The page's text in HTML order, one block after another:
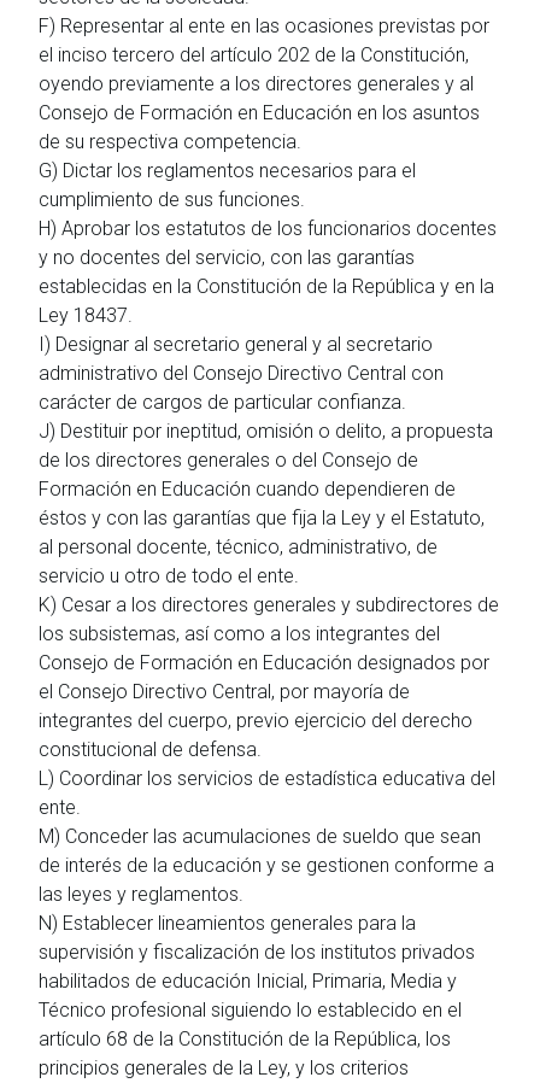
F) Representar al ente en las ocasiones previstas por
el inciso tercero del artículo 202 de la Constitución,
oyendo previamente a los directores generales y al
Consejo de Formación en Educación en los asuntos
de su respectiva competencia.
G) Dictar los reglamentos necesarios para el
cumplimiento de sus funciones.
H) Aprobar los estatutos de los funcionarios docentes
y no docentes del servicio, con las garantías
establecidas en la Constitución de la República y en la
Ley 18437.
I) Designar al secretario general y al secretario
administrativo del Consejo Directivo Central con
carácter de cargos de particular confianza.
J) Destituir por ineptitud, omisión o delito, a propuesta
de los directores generales o del Consejo de
Formación en Educación cuando dependieren de
éstos y con las garantías que fija la Ley y el Estatuto,
al personal docente, técnico, administrativo, de
servicio u otro de todo el ente.
K) Cesar a los directores generales y subdirectores de
los subsistemas, así como a los integrantes del
Consejo de Formación en Educación designados por
el Consejo Directivo Central, por mayoría de
integrantes del cuerpo, previo ejercicio del derecho
constitucional de defensa.
L) Coordinar los servicios de estadística educativa del
ente.
M) Conceder las acumulaciones de sueldo que sean
de interés de la educación y se gestionen conforme a
las leyes y reglamentos.
N) Establecer lineamientos generales para la
supervisión y fiscalización de los institutos privados
habilitados de educación Inicial, Primaria, Media y
Técnico profesional siguiendo lo establecido en el
artículo 68 de la Constitución de la República, los
principios generales de la Ley, y los criterios